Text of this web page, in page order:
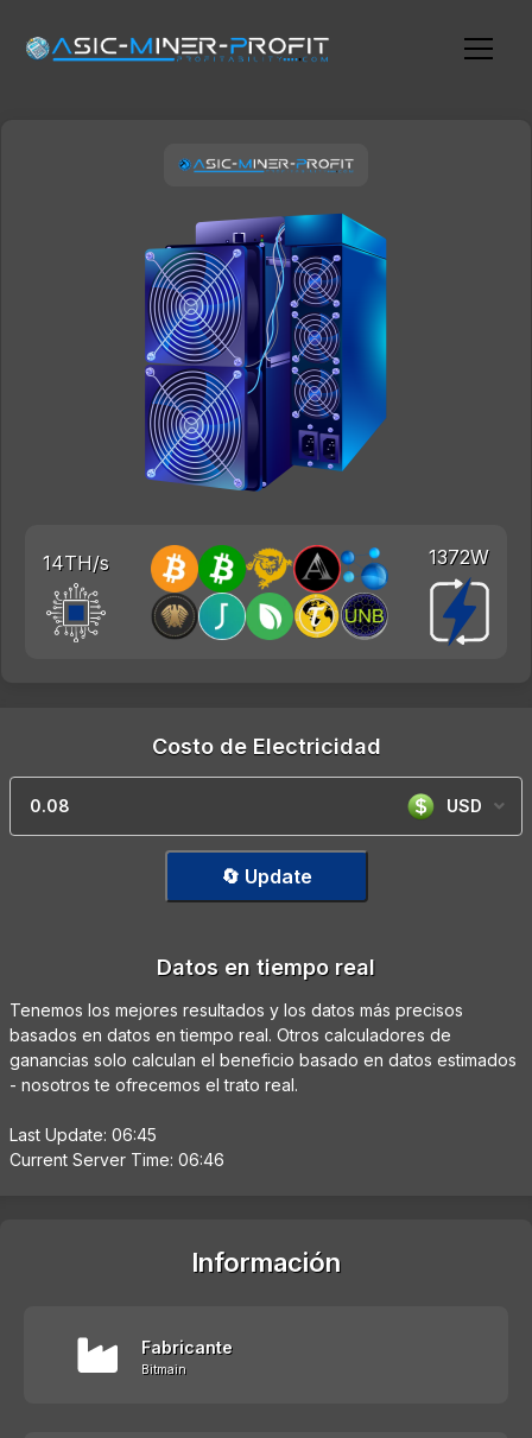
14TH/s 1372W
Costo de Electricidad
USD
🔄 Update
Datos en tiempo real
Tenemos los mejores resultados y los datos más precisos
basados en datos en tiempo real. Otros calculadores de
ganancias solo calculan el beneficio basado en datos estimados
- nosotros te ofrecemos el trato real.
Last Update: 06:45
Current Server Time: 06:46
Información
Fabricante
Bitmain